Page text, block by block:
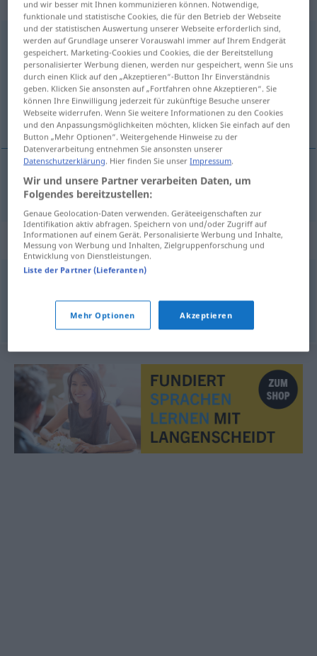
Kassenzettelm
Übersicht aller Übersetzungen
(Für mehr Details die Übersetzung anklicken/antippen)
kassabon
kassabon Kassenzettel
Synonyme für "Kassenzettel"
© OpenThesaurus.de
und wir besser mit Ihnen kommunizieren können. Notwendige,
funktionale und statistische Cookies, die für den Betrieb der Webseite
und der statistischen Auswertung unserer Webseite erforderlich sind,
werden auf Grundlage unserer Vorauswahl immer auf Ihrem Endgerät
gespeichert. Marketing-Cookies und Cookies, die der Bereitstellung
personalisierter Werbung dienen, werden nur gespeichert, wenn Sie uns
durch einen Klick auf den „Akzeptieren“-Button Ihr Einverständnis
geben. Klicken Sie ansonsten auf „Fortfahren ohne Akzeptieren“. Sie
können Ihre Einwilligung jederzeit für zukünftige Besuche unserer
Webseite widerrufen. Wenn Sie weitere Informationen zu den Cookies
und den Anpassungsmöglichkeiten möchten, klicken Sie einfach auf den
Button „Mehr Optionen“. Weitergehende Hinweise zu der
Datenverarbeitung entnehmen Sie ansonsten unserer
Datenschutzerklärung. Hier finden Sie unserImpressum.
Wir und unsere Partner verarbeiten Daten, um
Folgendes bereitzustellen:
Genaue Geolocation-Daten verwenden. Geräteeigenschaften zur
Identifikation aktiv abfragen. Speichern von und/oder Zugriff auf
Informationen auf einem Gerät. Personalisierte Werbung und Inhalte,
Messung von Werbung und Inhalten, Zielgruppenforschung und
Entwicklung von Dienstleistungen.
Liste der Partner (Lieferanten)
Mehr Optionen Akzeptieren